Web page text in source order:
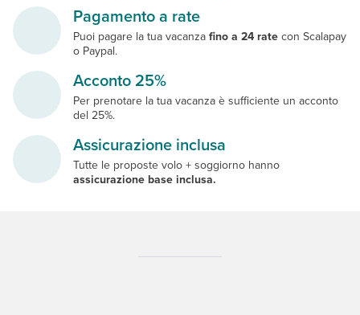
Pagamento a rate
Puoi pagare la tua vacanzafino a 24 ratecon Scalapay
o Paypal.
Acconto 25%
Per prenotare la tua vacanza è sufficiente un acconto
del 25%.
Assicurazione inclusa
Tutte le proposte volo + soggiorno hanno
assicurazione base inclusa.